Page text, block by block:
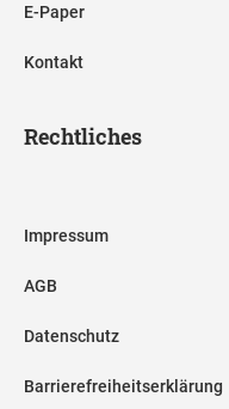
E-Paper
Kontakt
Rechtliches
Impressum
AGB
Datenschutz
Barrierefreiheitserklärung